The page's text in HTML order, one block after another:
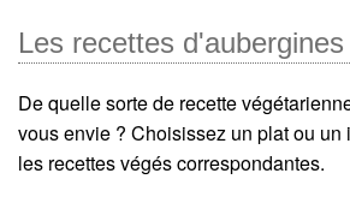
Les recettes d'aubergines
De quelle sorte de recette
vous envie ? Choisissez un plat ou un
les recettes végés correspondantes.